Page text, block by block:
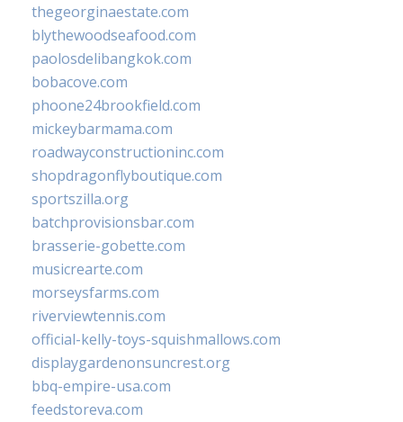
thegeorginaestate.com
blythewoodseafood.com
paolosdelibangkok.com
bobacove.com
phoone24brookfield.com
mickeybarmama.com
roadwayconstructioninc.com
shopdragonflyboutique.com
sportszilla.org
batchprovisionsbar.com
brasserie-gobette.com
musicrearte.com
morseysfarms.com
riverviewtennis.com
official-kelly-toys-squishmallows.com
displaygardenonsuncrest.org
bbq-empire-usa.com
feedstoreva.com